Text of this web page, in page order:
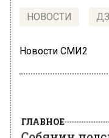
НОВОСТИ
Новости СМИ2
Собянин